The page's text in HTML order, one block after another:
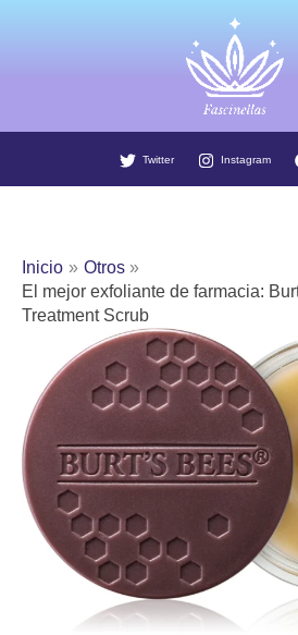
Twitter Instagram
Inicio
Otros
El mejor exfoliante de farmacia:
Treatment Scrub